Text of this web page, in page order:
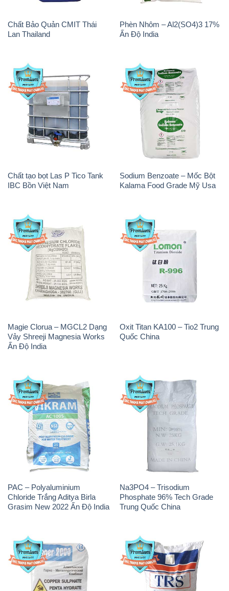
Chất Bảo Quản CMIT Thái
Lan Thailand
Phèn Nhôm – Al2(SO4)3 17%
Ấn Độ India
Chất tạo bọt Las P Tico Tank
IBC Bồn Việt Nam
Sodium Benzoate – Mốc Bột
Kalama Food Grade Mỹ Usa
Magie Clorua – MGCL2 Dạng
Vảy Shreeji Magnesia Works
Ấn Độ India
Oxit Titan KA100 – Tio2 Trung
Quốc China
PAC – Polyaluminium
Chloride Trắng Aditya Birla
Grasim New 2022 Ấn Độ India
Na3PO4 – Trisodium
Phosphate 96% Tech Grade
Trung Quốc China